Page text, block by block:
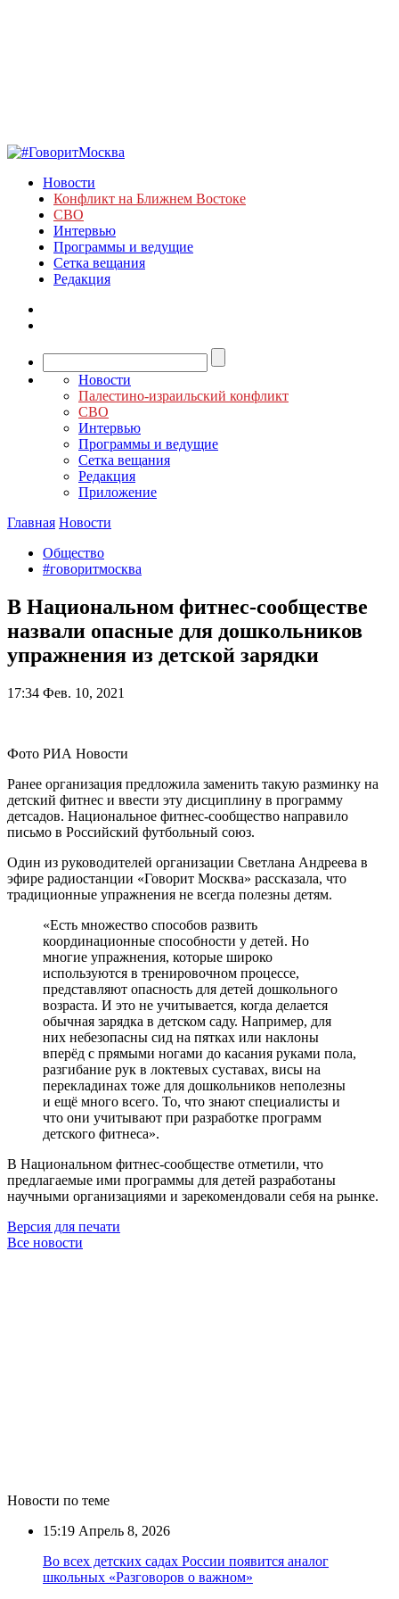
Новости
Конфликт на Ближнем Востоке
СВО
Интервью
Программы и ведущие
Сетка вещания
Редакция
Новости
Палестино-израильский конфликт
СВО
Интервью
Программы и ведущие
Сетка вещания
Редакция
Приложение
Главная Новости
Общество
#говоритмосква
В Национальном фитнес-сообществе
назвали опасные для дошкольников
упражнения из детской зарядки
17:34 Фев. 10, 2021
Фото РИА Новости
Ранее организация предложила заменить такую разминку на
детский фитнес и ввести эту дисциплину в программу
детсадов. Национальное фитнес-сообщество направило
письмо в Российский футбольный союз.
Один из руководителей организации Светлана Андреева в
эфире радиостанции «Говорит Москва» рассказала, что
традиционные упражнения не всегда полезны детям.
«Есть множество способов развить
координационные способности у детей. Но
многие упражнения, которые широко
используются в тренировочном процессе,
представляют опасность для детей дошкольного
возраста. И это не учитывается, когда делается
обычная зарядка в детском саду. Например, для
них небезопасны сид на пятках или наклоны
вперёд с прямыми ногами до касания руками пола,
разгибание рук в локтевых суставах, висы на
перекладинах тоже для дошкольников неполезны
и ещё много всего. То, что знают специалисты и
что они учитывают при разработке программ
детского фитнеса».
В Национальном фитнес-сообществе отметили, что
предлагаемые ими программы для детей разработаны
научными организациями и зарекомендовали себя на рынке.
Версия для печати
Все новости
Новости по теме
15:19 Апрель 8, 2026
Во всех детских садах России появится аналог
школьных «Разговоров о важном»